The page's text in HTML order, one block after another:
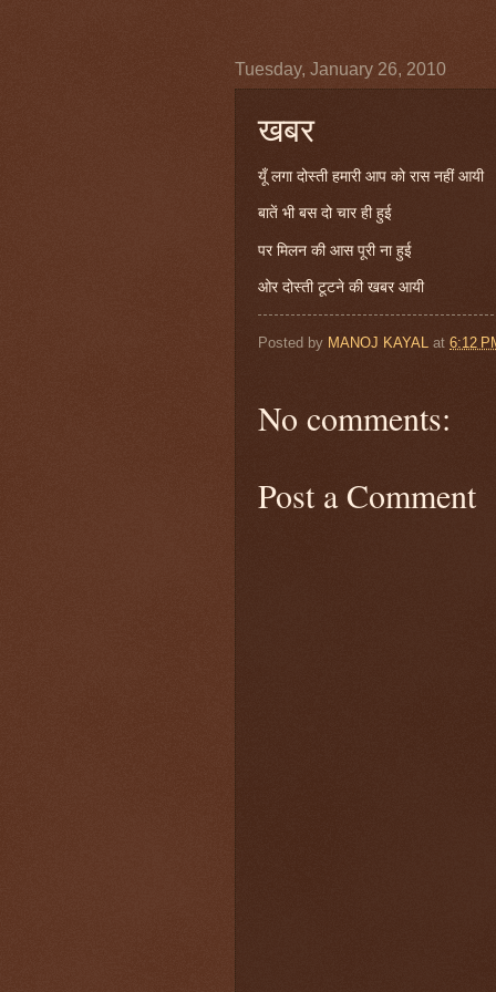
Tuesday, January 26, 2010
खबर
यूँ लगा दोस्ती हमारी आप को रास नहीं आयी
बातें भी बस दो चार ही हुई
पर मिलन की आस पूरी ना हुई
ओर दोस्ती टूटने की खबर आयी
Posted by MANOJ KAYAL at 6:12
No comments:
Post a Comment